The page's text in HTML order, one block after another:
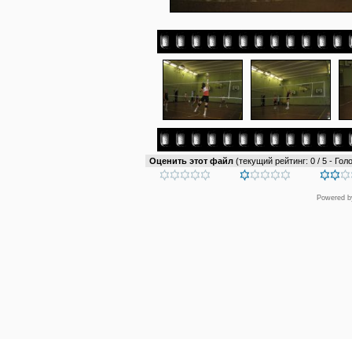
Оценить этот файл (текущий рейтинг: 0 / 5 -
Powered